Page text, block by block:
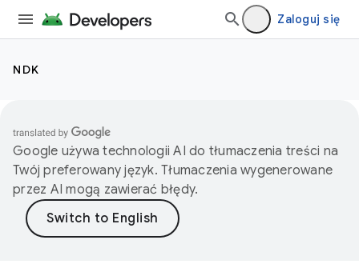
Zaloguj się
NDK
Google używa technologii AI do tłumaczenia treści na
Twój preferowany język. Tłumaczenia wygenerowane
przez AI mogą zawierać błędy.